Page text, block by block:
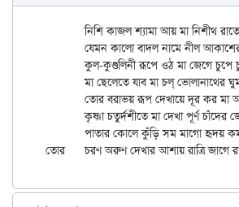
	নিশি কাজল শ্যামা আয় মা নিশীথ রাতে।
	কুল-কুণ্ডলিনী রূপে ওঠ মা জেগে চুপে চুপে,
	মা ছেলেতে যাব মা চল্‌ ভোলানাথের ঘুম ভাঙাতে।।
	কৃষ্ণা চতুর্দশীতে মা দেখা পূর্ণ চাঁদের জ্যোতি।